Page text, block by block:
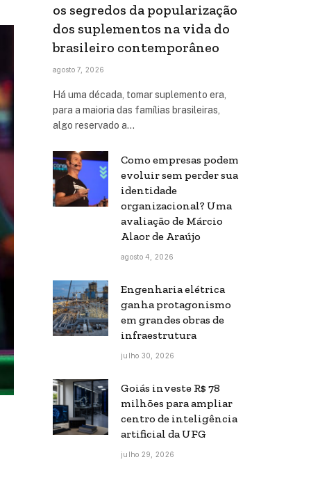
os segredos da popularização
dos suplementos na vida do
brasileiro contemporâneo
agosto 7, 2026
Há uma década, tomar suplemento era,
para a maioria das famílias brasileiras,
algo reservado a…
Como empresas podem
evoluir sem perder sua
identidade
organizacional? Uma
avaliação de Márcio
Alaor de Araújo
agosto 4, 2026
Engenharia elétrica
ganha protagonismo
em grandes obras de
infraestrutura
julho 30, 2026
Goiás investe R$ 78
milhões para ampliar
centro de inteligência
artificial da UFG
julho 29, 2026